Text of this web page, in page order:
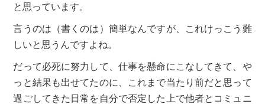
と思っています。
言うのは（書くのは）簡単なんですが、これけっこう難
しいと思うんですよね。
だって必死に努力して、仕事を懸命にこなしてきて、や
っと結果も出せてたのに、これまで当たり前だと思って
過ごしてきた日常を自分で否定した上で他者とコミュニ